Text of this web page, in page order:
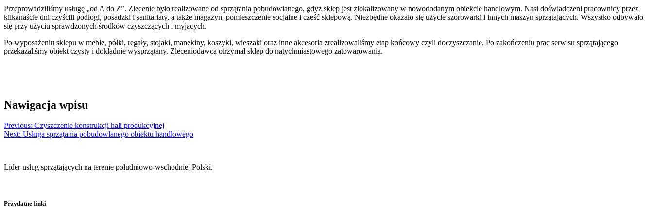
Przeprowadziliśmy usługę „od A do Z”. Zlecenie było realizowane od sprzątania pobudowlanego, gdyż sklep jest zlokalizowany w nowododanym obiekcie handlowym. Nasi doświadczeni pracownicy przez
kilkanaście dni czyścili podłogi, posadzki i sanitariaty, a także magazyn, pomieszczenie socjalne i cześć sklepową. Niezbędne okazało się użycie szorowarki i innych maszyn sprzątających. Wszystko odbywało
się przy użyciu sprawdzonych środków czyszczących i myjących.
Po wyposażeniu sklepu w meble, półki, regały, stojaki, manekiny, koszyki, wieszaki oraz inne akcesoria zrealizowaliśmy etap końcowy czyli doczyszczanie. Po zakończeniu prac serwisu sprzątającego
przekazaliśmy obiekt czysty i dokładnie wysprzątany. Zleceniodawca otrzymał sklep do natychmiastowego zatowarowania.
Nawigacja wpisu
Previous: Czyszczenie konstrukcji hali produkcyjnej
Next: Usługa sprzątania pobudowlanego obiektu handlowego
Lider usług sprzątających na terenie południowo-wschodniej Polski.
Przydatne linki